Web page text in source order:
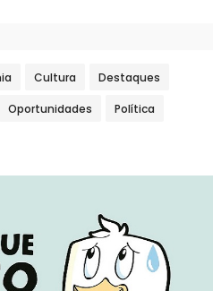
Cultura Destaques
Oportunidades Política